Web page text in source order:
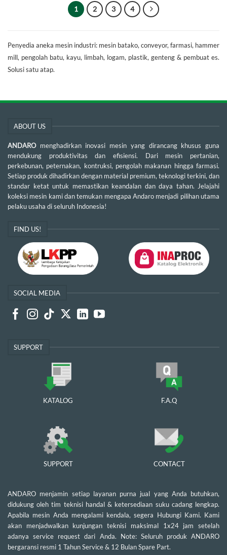
1 2 3 4
Penyedia aneka mesin industri: mesin batako, conveyor, farmasi, hammer
mill, pengolah batu, kayu, limbah, logam, plastik, genteng & pembuat es.
Solusi satu atap.
ABOUT US
ANDARO menghadirkan inovasi mesin yang dirancang khusus guna
mendukung produktivitas dan efisiensi. Dari mesin pertanian,
perkebunan, peternakan, kontruksi, pengolah makanan hingga farmasi.
Setiap produk dihadirkan dengan material premium, teknologi terkini, dan
standar ketat untuk memastikan keandalan dan daya tahan. Jelajahi
koleksi mesin kami dan temukan mengapa Andaro menjadi pilihan utama
pelaku usaha di seluruh Indonesia!
FIND US!
SOCIAL MEDIA
SUPPORT
KATALOG F.A.Q
SUPPORT CONTACT
ANDARO menjamin setiap layanan purna jual yang Anda butuhkan,
didukung oleh tim teknisi handal & ketersediaan suku cadang lengkap.
Apabila mesin Anda mengalami kendala, segera Hubungi Kami. Kami
akan menjadwalkan kunjungan teknisi maksimal 1x24 jam setelah
adanya service request dari Anda. Note: Seluruh produk ANDARO
bergaransi resmi 1 Tahun Service & 12 Bulan Spare Part.